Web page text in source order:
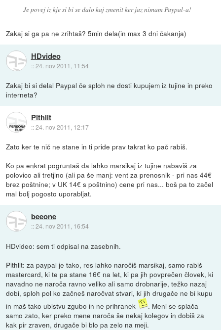
Je povej iz kje si bi se dalo kaj zmenit ker jaz nimam Paypal-a!
Zakaj si ga pa ne zrihtaš? 5min dela(in max 3 dni čakanja)
HDvideo
::24. nov 2011, 11:54
Zakaj bi si delal Paypal če sploh ne dosti kupujem iz tujine in preko
interneta?
Pithlit
::24. nov 2011, 12:17
Zato ker te nič ne stane in ti pride prav takrat ko pač rabiš.
Ko pa enkrat pogruntaš da lahko marsikaj iz tujine nabaviš za
polovico ali tretjino (ali pa še manj: vent za prenosnik - pri nas 44€
brez poštnine; v UK 14€ s poštnino) cene pri nas... boš pa to začel
mal bolj pogosto uporabljat.
beeone
::24. nov 2011, 16:54
HDvideo: sem ti odpisal na zasebnih.
Pithlit: za paypal je tako, res lahko naročiš marsikaj, samo rabiš
mastercard, ki te pa stane 16€ na let, ki pa jih povprečen človek, ki
navadno ne naroča ravno veliko ali samo drobnarije, težko nazaj
dobi, sploh pol ko začneš naročvat stvari, ki jih drugače ne bi kupu
in maš tako ubistvu zgubo in ne prihranek
. Meni se splača
samo zato, ker preko mene naroča še nekaj kolegov in dobiš za
kak pir zraven, drugače bi blo pa zelo na meji.